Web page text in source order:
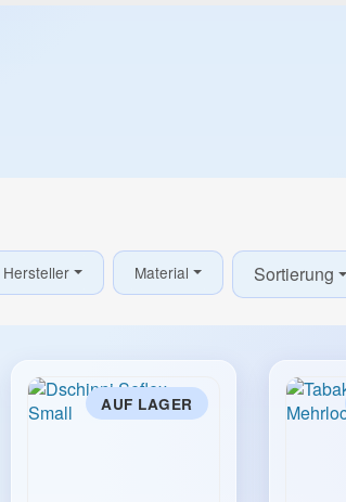
Material Sortierung
AUF LAGER